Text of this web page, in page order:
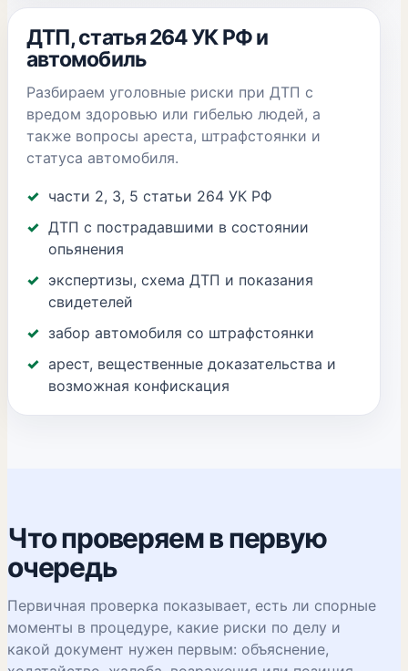
ДТП, статья 264 УК РФ и
автомобиль
Разбираем уголовные риски при ДТП с
вредом здоровью или гибелью людей, а
также вопросы ареста, штрафстоянки и
статуса автомобиля.
части 2, 3, 5 статьи 264 УК РФ
ДТП с пострадавшими в состоянии
опьянения
экспертизы, схема ДТП и показания
свидетелей
забор автомобиля со штрафстоянки
арест, вещественные доказательства и
возможная конфискация
Что проверяем в первую
очередь
Первичная проверка показывает, есть ли спорные
моменты в процедуре, какие риски по делу и
какой документ нужен первым: объяснение,